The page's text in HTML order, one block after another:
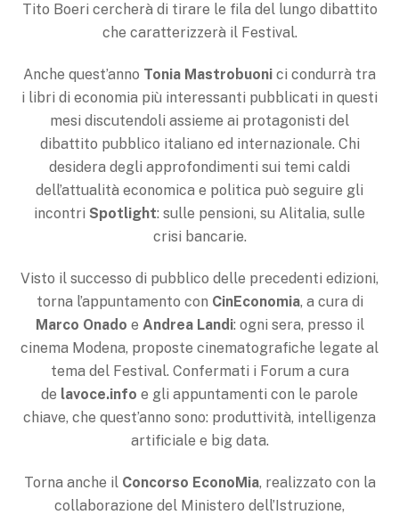
Tito Boeri cercherà di tirare le fila del lungo dibattito
che caratterizzerà il Festival.
Anche quest’anno Tonia Mastrobuoni ci condurrà tra
i libri di economia più interessanti pubblicati in questi
mesi discutendoli assieme ai protagonisti del
dibattito pubblico italiano ed internazionale. Chi
desidera degli approfondimenti sui temi caldi
dell’attualità economica e politica può seguire gli
incontri Spotlight: sulle pensioni, su Alitalia, sulle
crisi bancarie.
Visto il successo di pubblico delle precedenti edizioni,
torna l’appuntamento con CinEconomia, a cura di
Marco Onado e Andrea Landi: ogni sera, presso il
cinema Modena, proposte cinematografiche legate al
tema del Festival. Confermati i Forum a cura
de lavoce.info e gli appuntamenti con le parole
chiave, che quest’anno sono: produttività, intelligenza
artificiale e big data.
Torna anche il Concorso EconoMia, realizzato con la
collaborazione del Ministero dell’Istruzione,